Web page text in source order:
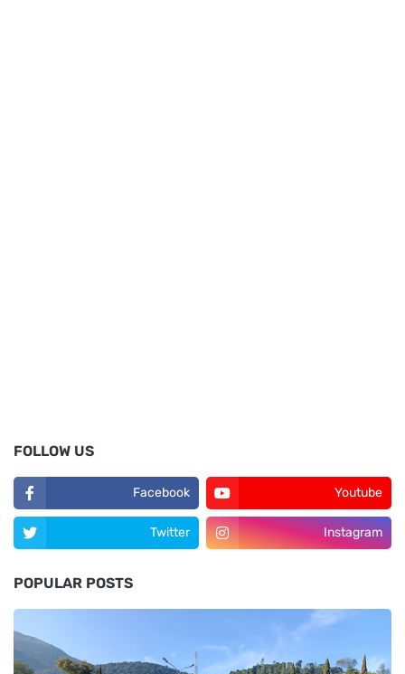
FOLLOW US
Facebook Youtube
Twitter Instagram
POPULAR POSTS